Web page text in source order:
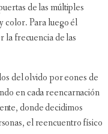
de las múltiples
color. Para luego él
la frecuencia de las
del olvido por eones de
en cada reencarnación
donde decidimos
el reencuentro físico